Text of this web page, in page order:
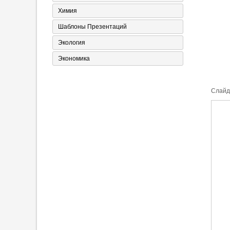
Химия
Шаблоны Презентаций
Экология
Экономика
Cлайд